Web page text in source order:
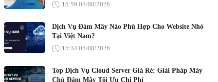
15:59 05/08/2026
Dịch Vụ Đám Mây Nào Phù Hợp Cho Website Nhỏ
Tại Việt Nam?
15:34 05/08/2026
Top Dịch Vụ Cloud Server Giá Rẻ: Giải Pháp Máy
Chủ Đám Mây Tối Ưu Chi Phí